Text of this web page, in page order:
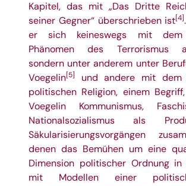
Kapitel, das mit „Das Dritte
seiner Gegner“ überschrieben ist[4]
er sich keineswegs mit dem
Phänomen des Terrorismus
sondern unter anderem unter
Voegelin[5]
und andere mit dem
politischen Religion, einem
Voegelin Kommunismus,
Nationalsozialismus als
Säkularisierungsvorgängen
denen das Bemühen um eine
Dimension politischer Ordnung in
mit Modellen einer